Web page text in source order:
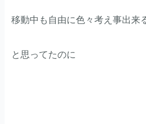
移動中も自由に色々考え事出来
と思ってたのに